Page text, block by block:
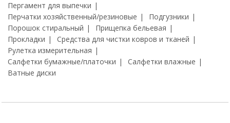
Пергамент для выпечки
Перчатки хозяйственный/резиновые
Подгузники
Порошок стиральный
Прищепка бельевая
Прокладки
Средства для чистки ковров и тканей
Рулетка измерительная
Салфетки бумажные/платочки
Салфетки влажные
Ватные диски